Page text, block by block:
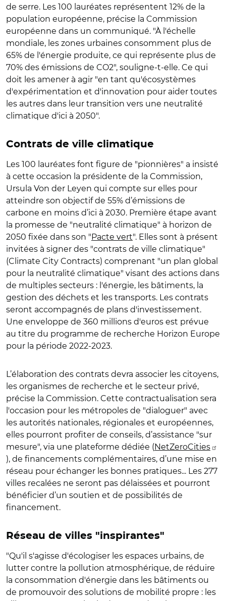
de serre. Les 100 lauréates représentent 12% de la
population européenne, précise la Commission
européenne dans un communiqué. "À l'échelle
mondiale, les zones urbaines consomment plus de
65% de l'énergie produite, ce qui représente plus de
70% des émissions de CO2", souligne-t-elle. Ce qui
doit les amener à agir "en tant qu'écosystèmes
d'expérimentation et d'innovation pour aider toutes
les autres dans leur transition vers une neutralité
climatique d'ici à 2050".
Contrats de ville climatique
Les 100 lauréates font figure de "pionnières" a insisté
à cette occasion la présidente de la Commission,
Ursula Von der Leyen qui compte sur elles pour
atteindre son objectif de 55% d’émissions de
carbone en moins d’ici à 2030. Première étape avant
la promesse de "neutralité climatique" à horizon de
2050 fixée dans son "Pacte vert". Elles sont à présent
invitées à signer des "contrats de ville climatique"
(Climate City Contracts) comprenant "un plan global
pour la neutralité climatique" visant des actions dans
de multiples secteurs : l'énergie, les bâtiments, la
gestion des déchets et les transports. Les contrats
seront accompagnés de plans d'investissement.
Une enveloppe de 360 millions d'euros est prévue
au titre du programme de recherche Horizon Europe
pour la période 2022-2023.
L’élaboration des contrats devra associer les citoyens,
les organismes de recherche et le secteur privé,
précise la Commission. Cette contractualisation sera
l'occasion pour les métropoles de "dialoguer" avec
les autorités nationales, régionales et européennes,
elles pourront profiter de conseils, d’assistance "sur
mesure", via une plateforme dédiée (NetZeroCities
), de financements complémentaires, d’une mise en
réseau pour échanger les bonnes pratiques... Les 277
villes recalées ne seront pas délaissées et pourront
bénéficier d’un soutien et de possibilités de
financement.
Réseau de villes "inspirantes"
"Qu'il s'agisse d'écologiser les espaces urbains, de
lutter contre la pollution atmosphérique, de réduire
la consommation d'énergie dans les bâtiments ou
de promouvoir des solutions de mobilité propre : les